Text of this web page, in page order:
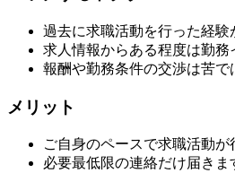
過去に求職活動を行った経験
求人情報からある程度は勤務
報酬や勤務条件の交渉は苦で
メリット
ご自身のペースで求職活動が
必要最低限の連絡だけ届きま